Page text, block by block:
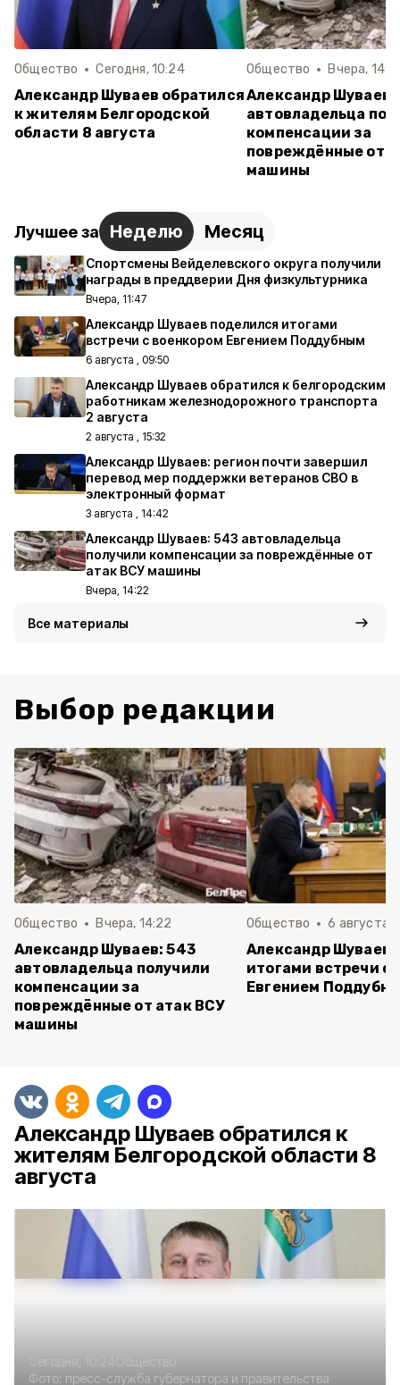
Общество Сегодня, 10:24
Александр Шуваев обратился
к жителям Белгородской
области 8 августа
Общество Вчера,
Александр Шуваев:
автовладельца
компенсации за
повреждённые от
машины
Лучшее за Неделю Месяц
Спортсмены Вейделевского округа получили
награды в преддверии Дня физкультурника
Вчера, 11:47
Александр Шуваев поделился итогами
встречи с военкором Евгением Поддубным
6 августа , 09:50
Александр Шуваев обратился к белгородским
работникам железнодорожного транспорта
2 августа
2 августа , 15:32
Александр Шуваев: регион почти завершил
перевод мер поддержки ветеранов СВО в
электронный формат
3 августа , 14:42
Александр Шуваев: 543 автовладельца
получили компенсации за повреждённые от
атак ВСУ машины
Вчера, 14:22
Все материалы
Выбор редакции
Общество Вчера, 14:22
Александр Шуваев: 543
автовладельца получили
компенсации за
повреждённые от атак ВСУ
машины
Общество 6 августа ,
Александр Шуваев
итогами встречи с
Евгением
Александр Шуваев обратился к
жителям Белгородской области 8
августа
Фото: пресс-служба губернатора и правительства